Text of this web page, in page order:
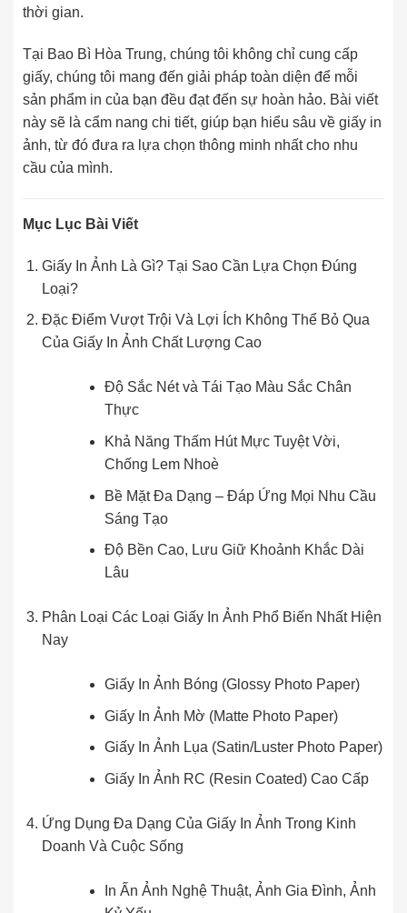
thời gian.
Tại Bao Bì Hòa Trung, chúng tôi không chỉ cung cấp
giấy, chúng tôi mang đến giải pháp toàn diện để mỗi
sản phẩm in của bạn đều đạt đến sự hoàn hảo. Bài viết
này sẽ là cẩm nang chi tiết, giúp bạn hiểu sâu về giấy in
ảnh, từ đó đưa ra lựa chọn thông minh nhất cho nhu
cầu của mình.
Mục Lục Bài Viết
Giấy In Ảnh Là Gì? Tại Sao Cần Lựa Chọn Đúng
Loại?
Đặc Điểm Vượt Trội Và Lợi Ích Không Thể Bỏ Qua
Của Giấy In Ảnh Chất Lượng Cao
Độ Sắc Nét và Tái Tạo Màu Sắc Chân
Thực
Khả Năng Thấm Hút Mực Tuyệt Vời,
Chống Lem Nhoè
Bề Mặt Đa Dạng – Đáp Ứng Mọi Nhu Cầu
Sáng Tạo
Độ Bền Cao, Lưu Giữ Khoảnh Khắc Dài
Lâu
Phân Loại Các Loại Giấy In Ảnh Phổ Biến Nhất Hiện
Nay
Giấy In Ảnh Bóng (Glossy Photo Paper)
Giấy In Ảnh Mờ (Matte Photo Paper)
Giấy In Ảnh Lụa (Satin/Luster Photo Paper)
Giấy In Ảnh RC (Resin Coated) Cao Cấp
Ứng Dụng Đa Dạng Của Giấy In Ảnh Trong Kinh
Doanh Và Cuộc Sống
In Ấn Ảnh Nghệ Thuật, Ảnh Gia Đình, Ảnh